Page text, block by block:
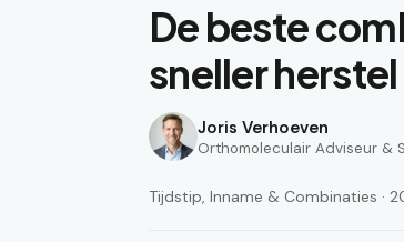
De beste
sneller
Joris Verhoeven
Orthomoleculair Adviseur &
Tijdstip, Inname & Combinaties ·